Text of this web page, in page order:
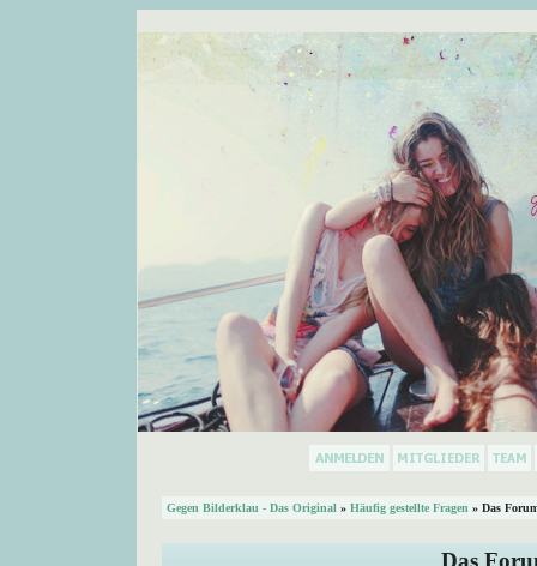
Gegen Bilderklau - Das Original » Häufig gestellte Fragen » Das
Das